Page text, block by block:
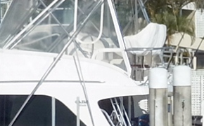
中古艇情報 パーツ情報